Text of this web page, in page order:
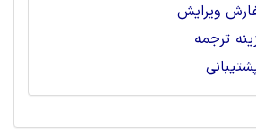
ویرایش
ترجمه